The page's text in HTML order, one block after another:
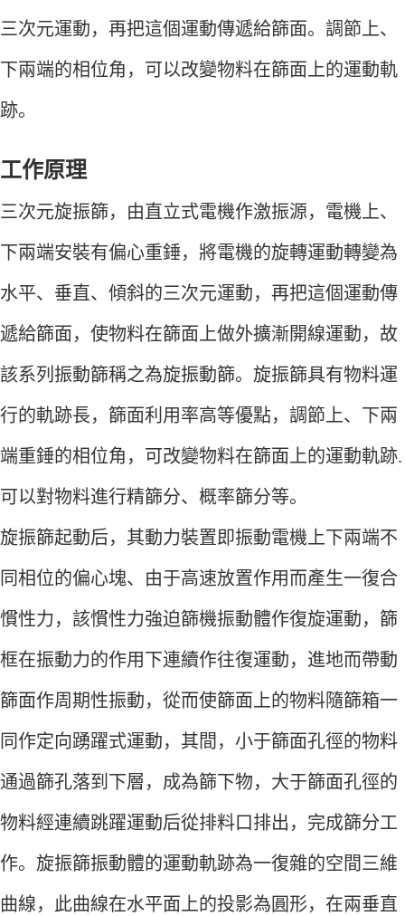
三次元運動，再把這個運動傳遞給篩面。調節上、
下兩端的相位角，可以改變物料在篩面上的運動軌
跡。
工作原理
三次元旋振篩，由直立式電機作激振源，電機上、
下兩端安裝有偏心重錘，將電機的旋轉運動轉變為
水平、垂直、傾斜的三次元運動，再把這個運動傳
遞給篩面，使物料在篩面上做外擴漸開線運動，故
該系列振動篩稱之為旋振動篩。旋振篩具有物料運
行的軌跡長，篩面利用率高等優點，調節上、下兩
端重錘的相位角，可改變物料在篩面上的運動軌跡.
可以對物料進行精篩分、概率篩分等。
旋振篩起動后，其動力裝置即振動電機上下兩端不
同相位的偏心塊、由于高速放置作用而產生一復合
慣性力，該慣性力強迫篩機振動體作復旋運動，篩
框在振動力的作用下連續作往復運動，進地而帶動
篩面作周期性振動，從而使篩面上的物料隨篩箱一
同作定向踴躍式運動，其間，小于篩面孔徑的物料
通過篩孔落到下層，成為篩下物，大于篩面孔徑的
物料經連續跳躍運動后從排料口排出，完成篩分工
作。旋振篩振動體的運動軌跡為一復雜的空間三維
曲線，此曲線在水平面上的投影為圓形，在兩垂直